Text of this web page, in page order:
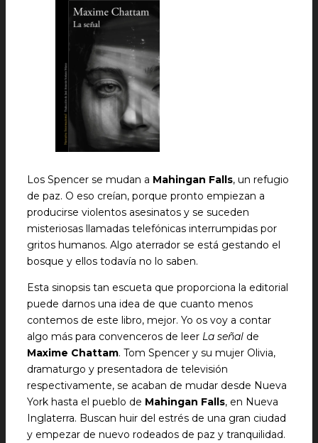
Los Spencer se mudan a Mahingan Falls, un refugio
de paz. O eso creían, porque pronto empiezan a
producirse violentos asesinatos y se suceden
misteriosas llamadas telefónicas interrumpidas por
gritos humanos. Algo aterrador se está gestando el
bosque y ellos todavía no lo saben.
Esta sinopsis tan escueta que proporciona la editorial
puede darnos una idea de que cuanto menos
contemos de este libro, mejor. Yo os voy a contar
algo más para convenceros de leer La señal de
Maxime Chattam. Tom Spencer y su mujer Olivia,
dramaturgo y presentadora de televisión
respectivamente, se acaban de mudar desde Nueva
York hasta el pueblo de Mahingan Falls, en Nueva
Inglaterra. Buscan huir del estrés de una gran ciudad
y empezar de nuevo rodeados de paz y tranquilidad.